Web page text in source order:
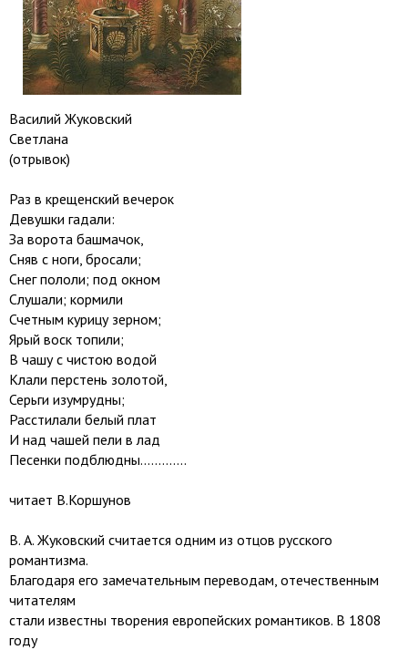
Василий Жуковский
Светлана
(отрывок)
Раз в крещенский вечерок
Девушки гадали:
За ворота башмачок,
Сняв с ноги, бросали;
Снег пололи; под окном
Слушали; кормили
Счетным курицу зерном;
Ярый воск топили;
В чашу с чистою водой
Клали перстень золотой,
Серьги изумрудны;
Расстилали белый плат
И над чашей пели в лад
Песенки подблюдны.............
читает В.Коршунов
В. А. Жуковский считается одним из отцов русского
романтизма.
Благодаря его замечательным переводам, отечественным
читателям
стали известны творения европейских романтиков. В 1808
году